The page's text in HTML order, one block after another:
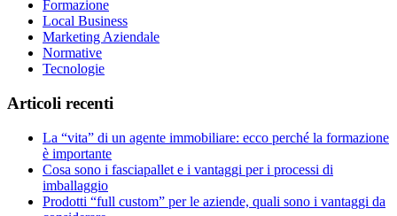
Formazione
Local Business
Marketing Aziendale
Normative
Tecnologie
Articoli recenti
La “vita” di un agente immobiliare: ecco perché la formazione
è importante
Cosa sono i fasciapallet e i vantaggi per i processi di
imballaggio
Prodotti “full custom” per le aziende, quali sono i vantaggi da